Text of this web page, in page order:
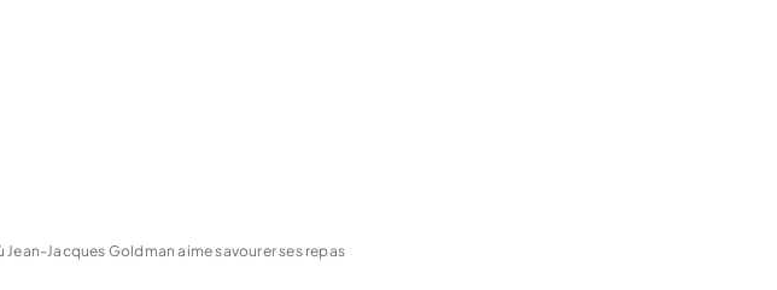
Jacques Goldman aime savourer ses repas